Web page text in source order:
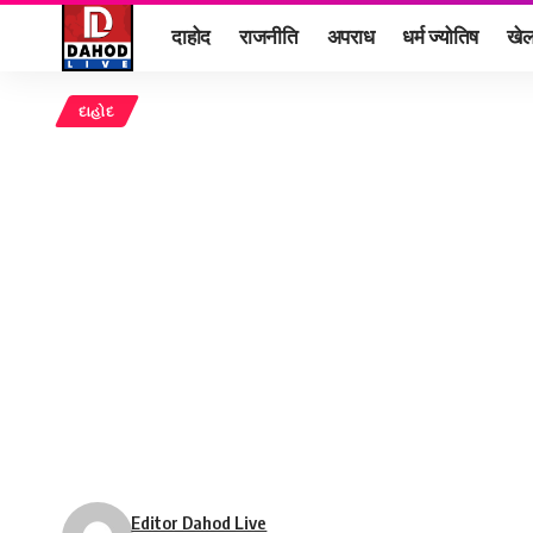
दाहोद राजनीति अपराध धर्म ज्योतिष
દાહોદ
Editor Dahod Live